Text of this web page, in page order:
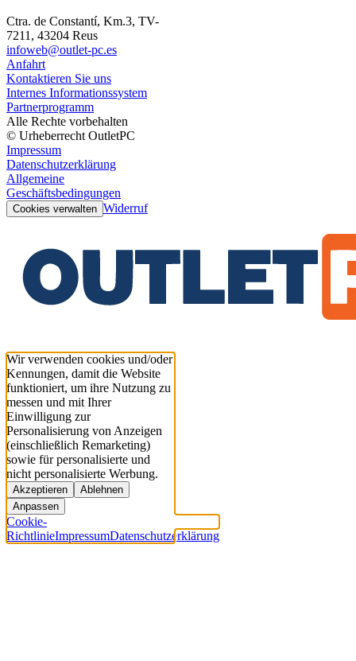
Ctra. de Constantí, Km.3, TV-
7211, 43204 Reus
infoweb@outlet-pc.es
Anfahrt
Kontaktieren Sie uns
Internes Informationssystem
Partnerprogramm
Alle Rechte vorbehalten
© Urheberrecht OutletPC
Impressum
Datenschutzerklärung
Allgemeine
Geschäftsbedingungen
Cookies verwalten Widerruf
Wir verwenden cookies und/oder
Kennungen, damit die Website
funktioniert, um ihre Nutzung zu
messen und mit Ihrer
Einwilligung zur
Personalisierung von Anzeigen
(einschließlich Remarketing)
sowie für personalisierte und
nicht personalisierte Werbung.
Akzeptieren
Ablehnen
Anpassen
Cookie-
RichtlinieImpressumDatenschutzerklärung